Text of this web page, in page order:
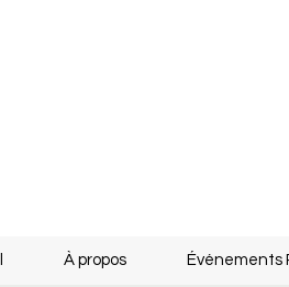
À propos Événements